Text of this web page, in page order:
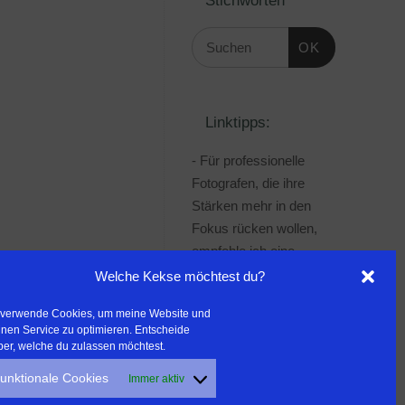
Welche Kekse möchtest du?
verwende Cookies, um meine Website und
Service zu optimieren. Entscheide
welche du zulassen möchtest.
Cookies Immer aktiv
OK
Linktipps:
- Für professionelle
Fotografen, die ihre
Stärken mehr in den
Fokus rücken wollen,
empfehle ich eine
Beratung durch Frau
Wanderfreak.de